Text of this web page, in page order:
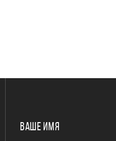
ВАШЕ ИМЯ